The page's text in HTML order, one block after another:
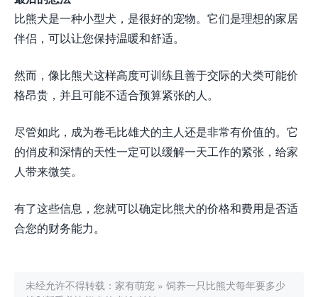
比熊犬是一种小型犬，是很好的宠物。它们是理想的家居
伴侣，可以让您保持温暖和舒适。
然而，像比熊犬这样高度可训练且善于交际的犬类可能价
格昂贵，并且可能不适合预算紧张的人。
尽管如此，成为卷毛比雄犬的主人还是非常有价值的。它
的俏皮和深情的天性一定可以缓解一天工作的紧张，给家
人带来微笑。
有了这些信息，您就可以确定比熊犬的价格和费用是否适
合您的财务能力。
未经允许不得转载： 家有萌宠 » 饲养一只比熊犬每年要多少